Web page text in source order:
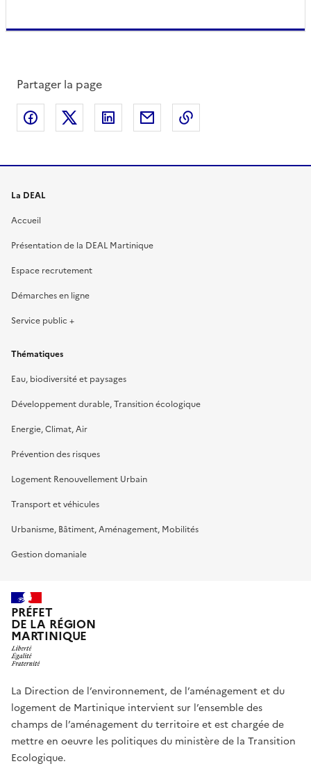
Partager la page
Partager sur Facebook
Partager sur XPartager sur LinkedIn
Partager par email
La DEAL
Accueil
Présentation de la DEAL Martinique
Espace recrutement
Démarches en ligne
Service public +
Thématiques
Eau, biodiversité et paysages
Développement durable, Transition écologique
Energie, Climat, Air
Prévention des risques
Logement Renouvellement Urbain
Transport et véhicules
Urbanisme, Bâtiment, Aménagement, Mobilités
Gestion domaniale
PRÉFET
DE LA RÉGION
MARTINIQUE
La Direction de l’environnement, de l’aménagement et du
logement de Martinique intervient sur l’ensemble des
champs de l’aménagement du territoire et est chargée de
mettre en oeuvre les politiques du ministère de la Transition
Ecologique.